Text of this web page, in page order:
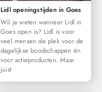
Lidl openingstijden in Goes
Wil je weten wanneer Lidl in
Goes open is? Lidl is voor
veel mensen de plek voor de
dagelijkse boodschappen én
voor actieproducten. Maar
juist